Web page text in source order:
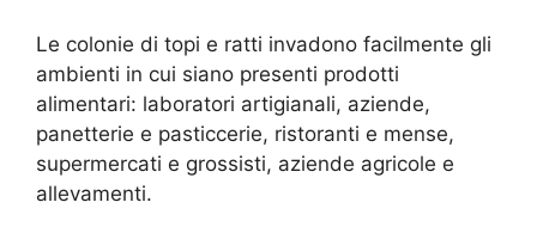
Le colonie di topi e ratti invadono facilmente gli
ambienti in cui siano presenti prodotti
alimentari: laboratori artigianali, aziende,
panetterie e pasticcerie, ristoranti e mense,
supermercati e grossisti, aziende agricole e
allevamenti.